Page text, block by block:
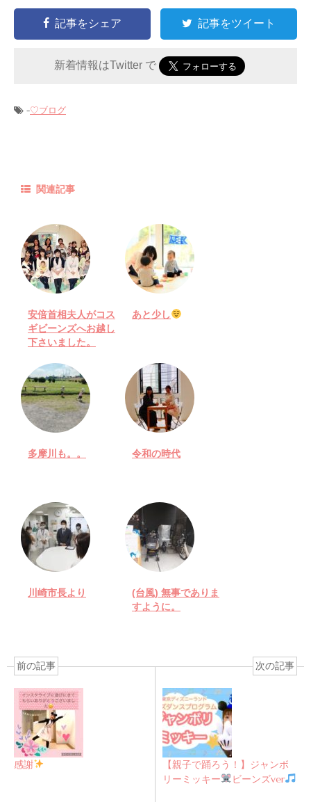
記事をシェア 記事をツイート
新着情報はTwitter で
-♡ブログ
関連記事
安倍首相夫人がコス
ギビーンズへお越し
下さいました。
あと少し
多摩川も。。 令和の時代
川崎市長より
(台風) 無事でありま
すように。
前の記事
感謝
次の記事
【親子で踊ろう！】ジャンボ
リーミッキー
ビーンズver